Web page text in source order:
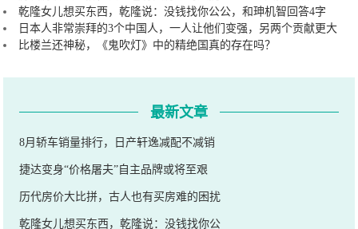
乾隆女儿想买东西，乾隆说：没钱找你公公，和珅机智回答4字
日本人非常崇拜的3个中国人，一人让他们变强，另两个贡献更大
比楼兰还神秘，《鬼吹灯》中的精绝国真的存在吗？
最新文章
8月轿车销量排行，日产轩逸减配不减销
捷达变身“价格屠夫”自主品牌或将至艰
历代房价大比拼，古人也有买房难的困扰
乾隆女儿想买东西，乾隆说：没钱找你公